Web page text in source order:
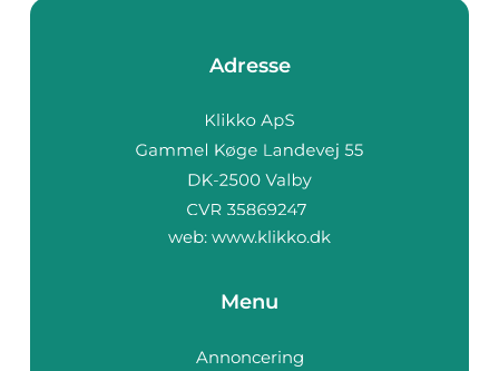
Adresse
web: www.klikko.dk
Menu
Annoncering